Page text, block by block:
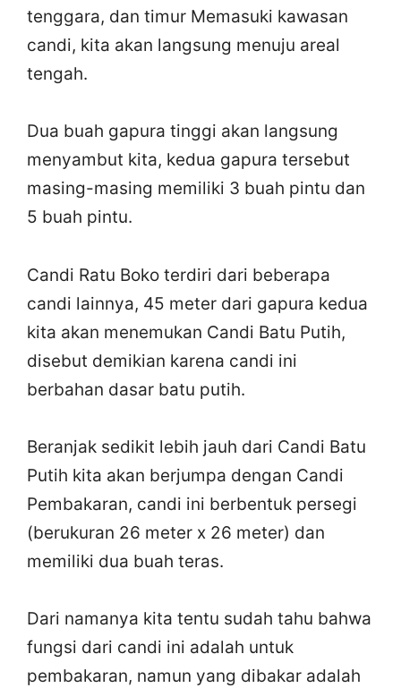
tenggara, dan timur Memasuki kawasan
candi, kita akan langsung menuju areal
tengah.
Dua buah gapura tinggi akan langsung
menyambut kita, kedua gapura tersebut
masing-masing memiliki 3 buah pintu dan
5 buah pintu.
Candi Ratu Boko terdiri dari beberapa
candi lainnya, 45 meter dari gapura kedua
kita akan menemukan Candi Batu Putih,
disebut demikian karena candi ini
berbahan dasar batu putih.
Beranjak sedikit lebih jauh dari Candi Batu
Putih kita akan berjumpa dengan Candi
Pembakaran, candi ini berbentuk persegi
(berukuran 26 meter x 26 meter) dan
memiliki dua buah teras.
Dari namanya kita tentu sudah tahu bahwa
fungsi dari candi ini adalah untuk
pembakaran, namun yang dibakar adalah